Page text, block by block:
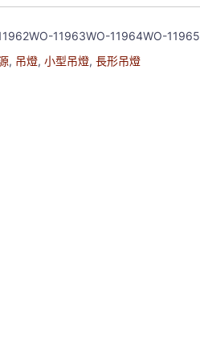
11963WO-11964WO-11965
, 吊燈, 小型吊燈, 長形吊燈